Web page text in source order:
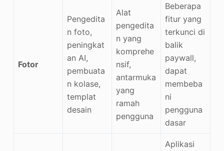
Fotor
Pengedita
n foto,
peningkat
an AI,
pembuata
n kolase,
templat
desain
Alat
pengedita
n yang
komprehe
nsif,
antarmuka
yang
ramah
pengguna
Beberapa
fitur yang
terkunci di
balik
paywall,
dapat
membeba
ni
pengguna
dasar
Aplikasi